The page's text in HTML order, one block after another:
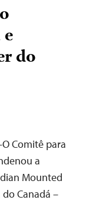
do
Comitê para
a
Mounted
do Canadá –